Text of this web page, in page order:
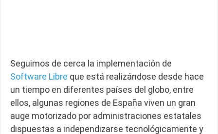
Seguimos de cerca la implementación de
Software Libre que está realizándose desde hace
un tiempo en diferentes países del globo, entre
ellos, algunas regiones de España viven un gran
auge motorizado por administraciones estatales
dispuestas a independizarse tecnológicamente y